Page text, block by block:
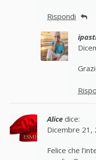
Rispondi
Alice dice:
Dicembre 21,
Felice che